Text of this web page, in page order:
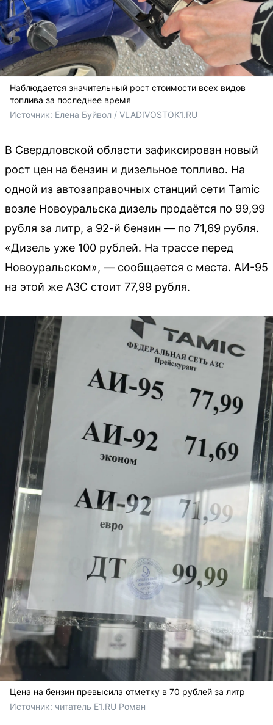
Наблюдается значительный рост стоимости всех видов
топлива за последнее время
Источник: Елена Буйвол / VLADIVOSTOK1.RU
В Свердловской области зафиксирован новый
рост цен на бензин и дизельное топливо. На
одной из автозаправочных станций сети Tamic
возле Новоуральска дизель продаётся по 99,99
рубля за литр, а 92-й бензин — по 71,69 рубля.
«Дизель уже 100 рублей. На трассе перед
Новоуральском», — сообщается с места. АИ-95
на этой же АЗС стоит 77,99 рубля.
Цена на бензин превысила отметку в 70 рублей за литр
Источник: читатель E1.RU Роман